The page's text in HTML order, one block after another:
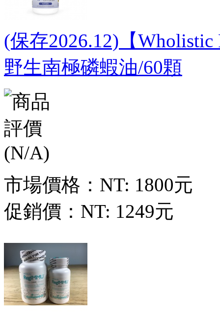
(保存2026.12)【
野生南極磷蝦油/60顆
市場價格： NT: 1800元
促銷價： NT: 1249元